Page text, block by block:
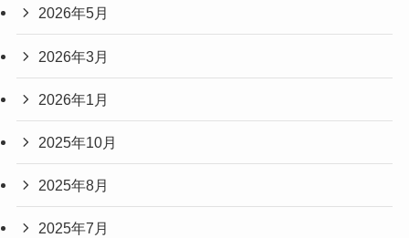
2026年5月
2026年3月
2026年1月
2025年10月
2025年8月
2025年7月